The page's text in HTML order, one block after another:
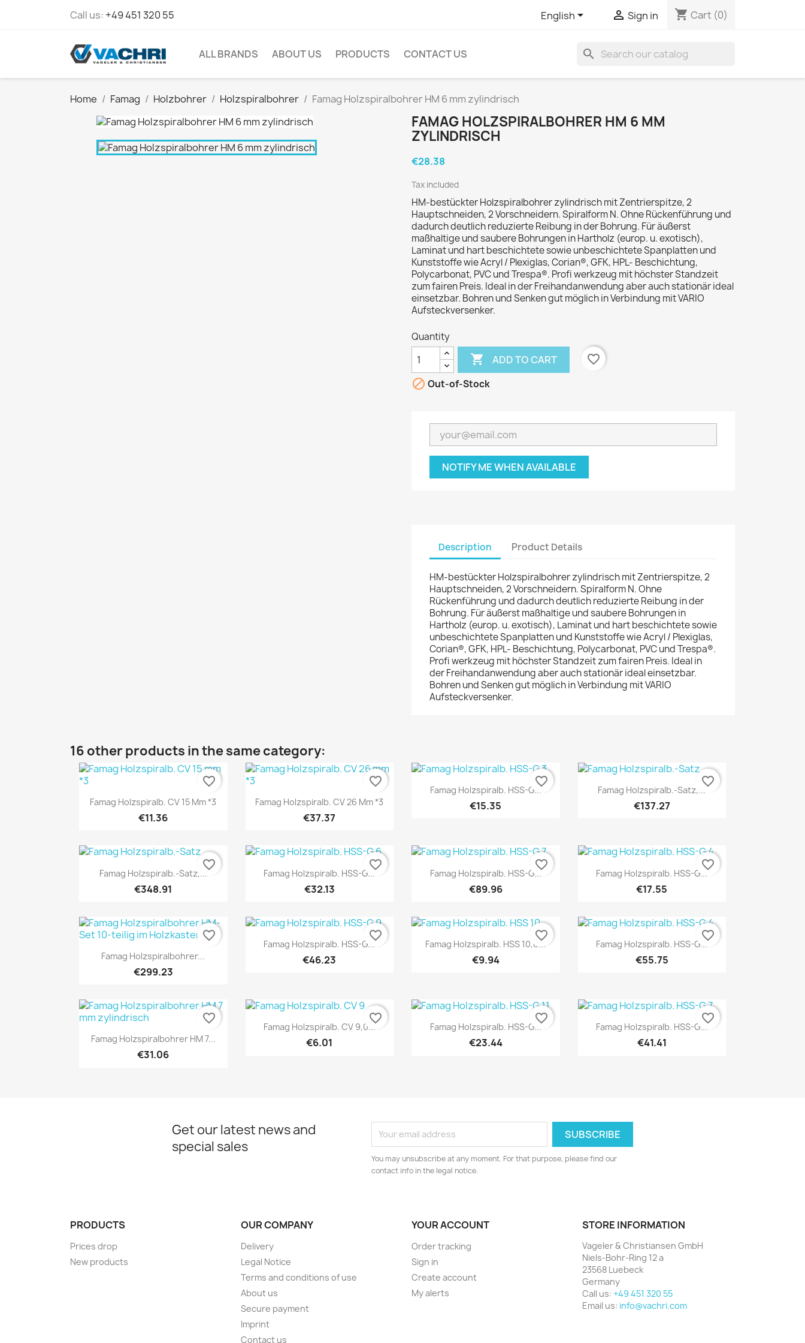
Call us: +49 451 320 55 English  Sign in shopping_cart Cart (0)
ALL BRANDS ABOUT US PRODUCTS CONTACT US search
Home Famag Holzbohrer Holzspiralbohrer Famag Holzspiralbohrer HM 6 mm zylindrisch
FAMAG HOLZSPIRALBOHRER HM 6 MM
ZYLINDRISCH
€28.38
Tax included
HM-bestückter Holzspiralbohrer zylindrisch mit Zentrierspitze, 2
Hauptschneiden, 2 Vorschneidern. Spiralform N. Ohne Rückenführung und
dadurch deutlich reduzierte Reibung in der Bohrung. Für äußerst
maßhaltige und saubere Bohrungen in Hartholz (europ. u. exotisch),
Laminat und hart beschichtete sowie unbeschichtete Spanplatten und
Kunststoffe wie Acryl / Plexiglas, Corian®, GFK, HPL- Beschichtung,
Polycarbonat, PVC und Trespa®. Profi werkzeug mit höchster Standzeit
zum fairen Preis. Ideal in der Freihandanwendung aber auch stationär ideal
einsetzbar. Bohren und Senken gut möglich in Verbindung mit VARIO
Aufsteckversenker.
Quantity
 ADD TO CART
favorite_border
 Out-of-Stock
NOTIFY ME WHEN AVAILABLE
Description Product Details
HM-bestückter Holzspiralbohrer zylindrisch mit Zentrierspitze, 2
Hauptschneiden, 2 Vorschneidern. Spiralform N. Ohne
Rückenführung und dadurch deutlich reduzierte Reibung in der
Bohrung. Für äußerst maßhaltige und saubere Bohrungen in
Hartholz (europ. u. exotisch), Laminat und hart beschichtete sowie
unbeschichtete Spanplatten und Kunststoffe wie Acryl / Plexiglas,
Corian®, GFK, HPL- Beschichtung, Polycarbonat, PVC und Trespa®.
Profi werkzeug mit höchster Standzeit zum fairen Preis. Ideal in
der Freihandanwendung aber auch stationär ideal einsetzbar.
Bohren und Senken gut möglich in Verbindung mit VARIO
Aufsteckversenker.
16 other products in the same category:
Quick view
Famag Holzspiralb. CV 15 Mm *3
€11.36
favorite_border
Quick view
Famag Holzspiralb. CV 26 Mm *3
€37.37
favorite_border Quick view
Famag Holzspiralb. HSS-G...
€15.35
favorite_border Quick view
Famag Holzspiralb.-Satz,...
€137.27
favorite_border
Quick view
Famag Holzspiralb.-Satz,...
€348.91
favorite_border Quick view
Famag Holzspiralb. HSS-G...
€32.13
favorite_border Quick view
Famag Holzspiralb. HSS-G...
€89.96
favorite_border Quick view
Famag Holzspiralb. HSS-G...
€17.55
favorite_border
Quick view
Famag Holzspiralbohrer...
€299.23
favorite_border Quick view
Famag Holzspiralb. HSS-G...
€46.23
favorite_border Quick view
Famag Holzspiralb. HSS 10,0...
€9.94
favorite_border Quick view
Famag Holzspiralb. HSS-G...
€55.75
favorite_border
Quick view
Famag Holzspiralbohrer HM 7...
€31.06
favorite_border Quick view
Famag Holzspiralb. CV 9,0...
€6.01
favorite_border Quick view
Famag Holzspiralb. HSS-G...
€23.44
favorite_border Quick view
Famag Holzspiralb. HSS-G...
€41.41
favorite_border
Get our latest news and
special sales
You may unsubscribe at any moment. For that purpose, please find our
contact info in the legal notice.
PRODUCTS
Prices drop
New products
OUR COMPANY
Delivery
Legal Notice
Terms and conditions of use
About us
Secure payment
Imprint
Contact us
YOUR ACCOUNT
Order tracking
Sign in
Create account
My alerts
STORE INFORMATION
Vageler & Christiansen GmbH
Niels-Bohr-Ring 12 a
23568 Luebeck
Germany
Call us: +49 451 320 55
Email us: info@vachri.com